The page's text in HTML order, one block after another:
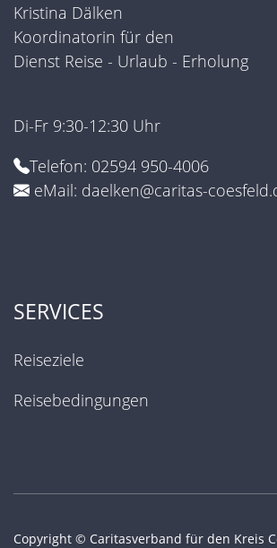
Kristina Dälken
Koordinatorin für den
Dienst Reise - Urlaub - Erholung
Di-Fr 9:30-12:30 Uhr
Telefon: 02594 950-4006
eMail: daelken@caritas-
SERVICES
Reiseziele
Reisebedingungen
Copyright © Caritasverband für den Kreis